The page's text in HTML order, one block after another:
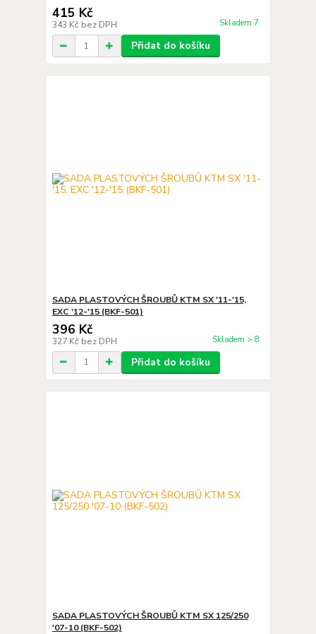
415 Kč
343 Kč bez DPH Skladem 7
Přidat do košíku
SADA PLASTOVÝCH ŠROUBŮ KTM SX '11-'15,
EXC '12-'15 (BKF-501)
396 Kč
327 Kč bez DPH Skladem > 8
Přidat do košíku
SADA PLASTOVÝCH ŠROUBŮ KTM SX 125/250
'07-10 (BKF-502)